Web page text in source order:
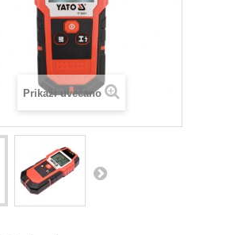
Prikaži uvećano